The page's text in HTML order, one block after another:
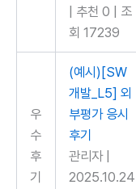
추천 0
조
회 17239
우
수
후
기
(예시)[SW
개발_L5] 외
부평가 응시
후기
관리자
2025.10.24